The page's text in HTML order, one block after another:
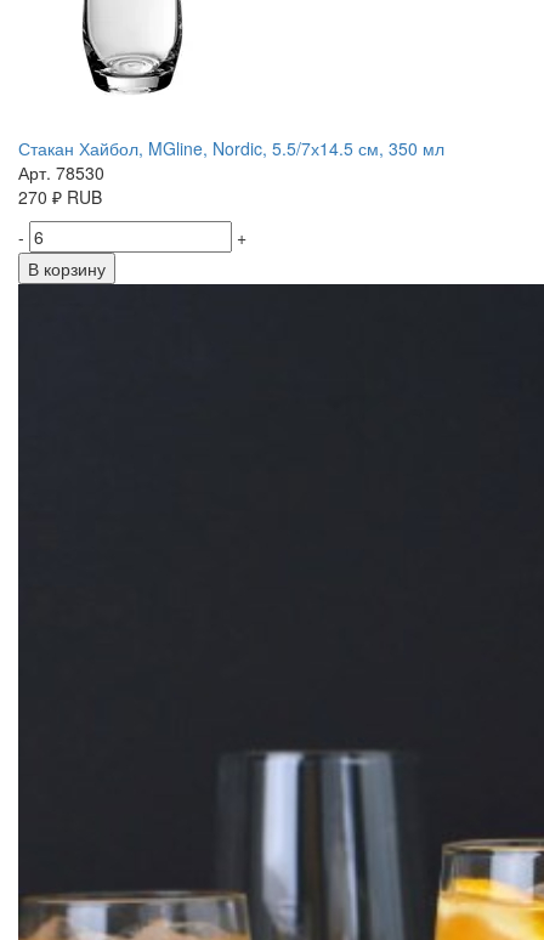
Стакан Хайбол, MGline, Nordic, 5.5/7х14.5 см, 350 мл
Арт. 78530
270 ₽ RUB
-
+
В корзину